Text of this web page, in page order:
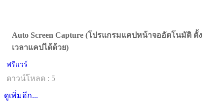
Auto Screen Capture (โปรแกรมแคปหน้าจออัตโนมัติ ตั้ง
เวลาแคปได้ด้วย)
ฟรีแวร์
ดาวน์โหลด : 5
ดูเพิ่มอีก...